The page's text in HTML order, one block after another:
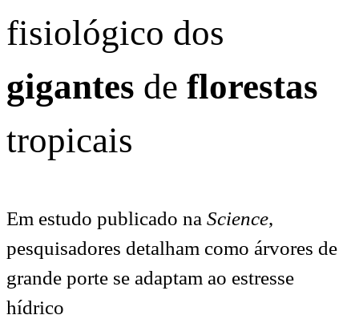
fisiológico dos
gigantes de florestas
tropicais
Em estudo publicado na Science,
pesquisadores detalham como árvores de
grande porte se adaptam ao estresse
hídrico